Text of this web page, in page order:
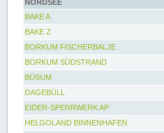
NORDSEE
BAKE A
BAKE Z
BORKUM FISCHERBALJE
BORKUM SÜDSTRAND
BÜSUM
DAGEBÜLL
EIDER-SPERRWERK AP
HELGOLAND BINNENHAFEN